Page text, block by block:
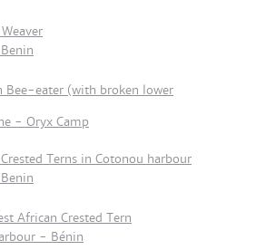
Bee-eater (with broken lower
- Oryx Camp
Terns in Cotonou harbour
African Crested Tern
- Bénin